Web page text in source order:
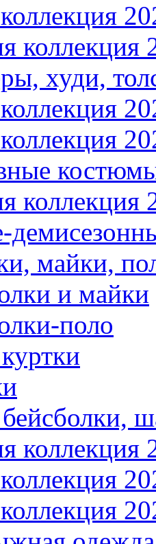
коллекция
худи,
коллекция
майки,
и майки
поло
коллекция